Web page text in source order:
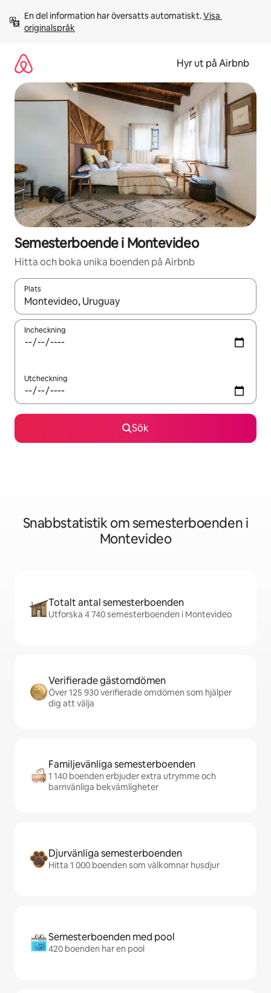
innehåll
En del information har översatts automatiskt. Visa
originalspråk
Hyr ut på Airbnb
Semesterboende i Montevideo
Hitta och boka unika boenden på Airbnb
Plats
När resultaten är tillgängliga kan du navigera med upp- och
Incheckning
Utcheckning
Sök
Snabbstatistik om semesterboenden i
Montevideo
Totalt antal semesterboenden
Utforska 4 740 semesterboenden i Montevideo
Verifierade gästomdömen
Över 125 930 verifierade omdömen som hjälper
dig att välja
Familjevänliga semesterboenden
1 140 boenden erbjuder extra utrymme och
barnvänliga bekvämligheter
Djurvänliga semesterboenden
Hitta 1 000 boenden som välkomnar husdjur
Semesterboenden med pool
420 boenden har en pool